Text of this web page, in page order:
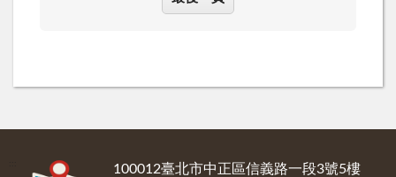
100012臺北市中正區信義路一段3號5樓